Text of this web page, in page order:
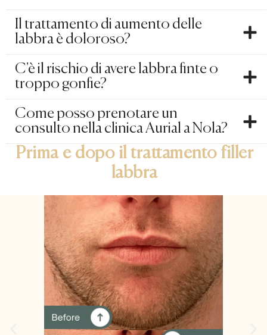
Il trattamento di aumento delle
labbra è doloroso?
C'è il rischio di avere labbra finte o
troppo gonfie?
Come posso prenotare un
consulto nella clinica Aurial a Nola?
Prima e dopo il trattamento filler
labbra